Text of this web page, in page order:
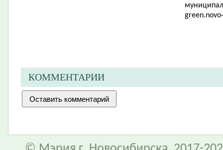
green.novo-
КОММЕНТАРИИ